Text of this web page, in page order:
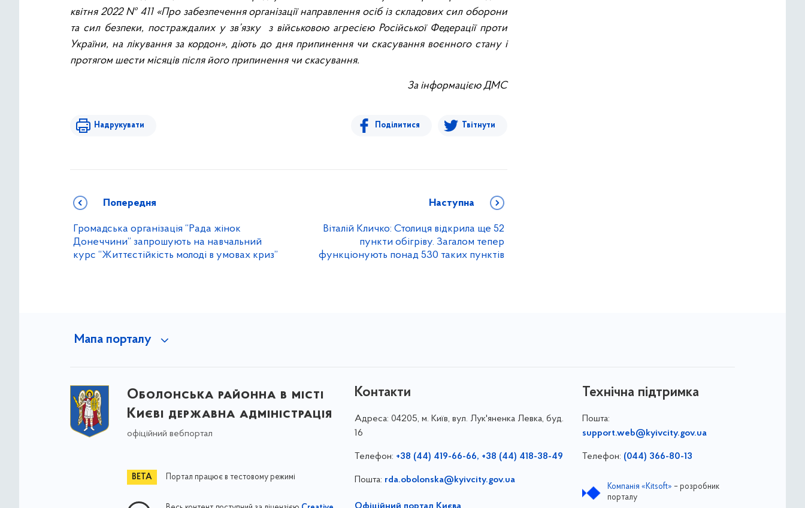
квітня 2022 № 411 «Про забезпечення організації направлення осіб із складових сил оборони
та сил безпеки, постраждалих у зв’язку з військовою агресією Російської Федерації проти
України, на лікування за кордон», діють до дня припинення чи скасування воєнного стану і
протягом шести місяців після його припинення чи скасування.
За інформацією ДМС
Надрукувати Поділитися Твітнути
Попередня
Громадська організація “Рада жінок
Донеччини” запрошують на навчальний
курс “Життєстійкість молоді в умовах криз”
Наступна
Віталій Кличко: Столиця відкрила ще 52
пункти обігріву. Загалом тепер
функціонують понад 530 таких пунктів
Мапа порталу
Оболонська районна в місті
Києві державна адміністрація
офіційний вебпортал
Портал працює в тестовому режимі
Контакти
Адреса: 04205, м. Київ, вул. Лук'яненка Левка, буд.
16
Телефон: +38 (44) 419-66-66, +38 (44) 418-38-49
Пошта: rda.obolonska@kyivcity.gov.ua
Технічна підтримка
Пошта:
support.web@kyivcity.gov.ua
Телефон: (044) 366-80-13
Компанія «Kitsoft» – розробник
порталу